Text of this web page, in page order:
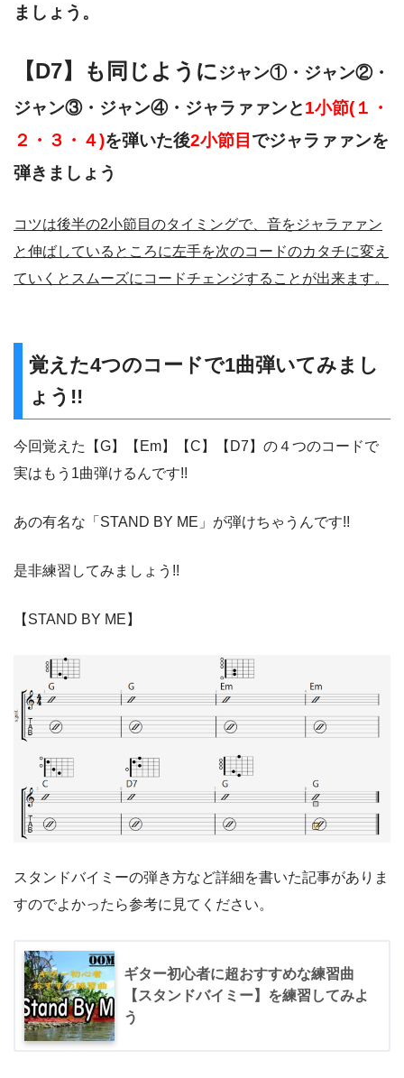
ましょう。
【D7】も同じようにジャン①・ジャン②・
ジャン③・ジャン④・ジャラァァンと1小節(１・
２・３・４)を弾いた後2小節目 でジャラァァンを
弾きましょう
コツは後半の2小節目のタイミングで、音をジャラァァン
と伸ばしているところに左手を次のコードのカタチに変え
ていくとスムーズにコードチェンジすることが出来ます。
覚えた4つのコードで1曲弾いてみまし
ょう!!
今回覚えた【G】【Em】【C】【D7】の４つのコードで
実はもう1曲弾けるんです!!
あの有名な「STAND BY ME」が弾けちゃうんです!!
是非練習してみましょう!!
【STAND BY ME】
スタンドバイミーの弾き方など詳細を書いた記事がありま
すのでよかったら参考に見てください。
ギター初心者に超おすすめな練習曲
【スタンドバイミー】を練習してみよ
う